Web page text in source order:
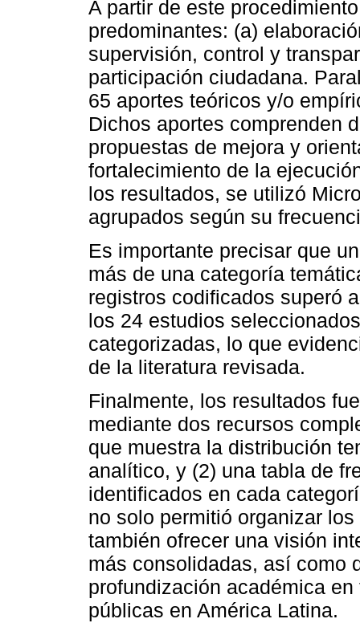
A partir de este
predominantes: (a)
supervisión, control y
participación ciudadana.
65 aportes teóricos y/o
Dichos aportes comprenden
propuestas de mejora y
fortalecimiento de la
los resultados, se utilizó
agrupados según su
Es importante precisar que
más de una categoría
registros codificados superó
los 24 estudios
categorizadas, lo que
de la literatura revisada.
Finalmente, los resultados
mediante dos recursos
que muestra la distribución
analítico, y (2) una tabla de
identificados en cada
no solo permitió organizar
también ofrecer una visión
más consolidadas, así como
profundización académica
públicas en América Latina.